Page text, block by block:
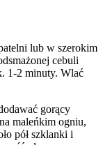
lub w szerokim
cebuli
1-2 minuty. Wlać
gorący
maleńkim ogniu,
pół szklanki i